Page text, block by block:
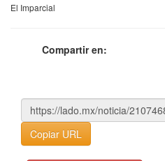
El Imparcial
Compartir en:
Copiar URL